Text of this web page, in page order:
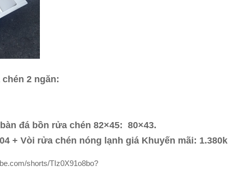
2 ngăn:
đá bồn rửa chén 82×45: 80×43.
+ Vòi rửa chén nóng lạnh giá Khuyến mãi: 1.380k
shorts/TIz0X91o8bo?